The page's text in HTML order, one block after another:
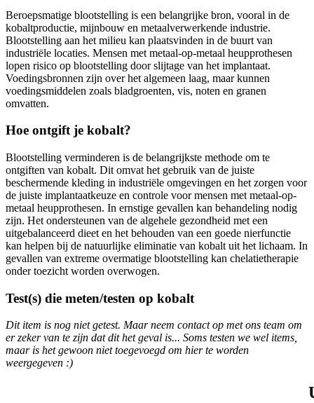
Beroepsmatige blootstelling is een belangrijke bron, vooral in de
kobaltproductie, mijnbouw en metaalverwerkende industrie.
Blootstelling aan het milieu kan plaatsvinden in de buurt van
industriële locaties. Mensen met metaal-op-metaal heupprothesen
lopen risico op blootstelling door slijtage van het implantaat.
Voedingsbronnen zijn over het algemeen laag, maar kunnen
voedingsmiddelen zoals bladgroenten, vis, noten en granen
omvatten.
Hoe ontgift je kobalt?
Blootstelling verminderen is de belangrijkste methode om te
ontgiften van kobalt. Dit omvat het gebruik van de juiste
beschermende kleding in industriële omgevingen en het zorgen voor
de juiste implantaatkeuze en controle voor mensen met metaal-op-
metaal heupprothesen. In ernstige gevallen kan behandeling nodig
zijn. Het ondersteunen van de algehele gezondheid met een
uitgebalanceerd dieet en het behouden van een goede nierfunctie
kan helpen bij de natuurlijke eliminatie van kobalt uit het lichaam. In
gevallen van extreme overmatige blootstelling kan chelatietherapie
onder toezicht worden overwogen.
Test(s) die meten/testen op kobalt
Dit item is nog niet getest. Maar neem contact op met ons team om
er zeker van te zijn dat dit het geval is... Soms testen we wel items,
maar is het gewoon niet toegevoegd om hier te worden
weergegeven :)